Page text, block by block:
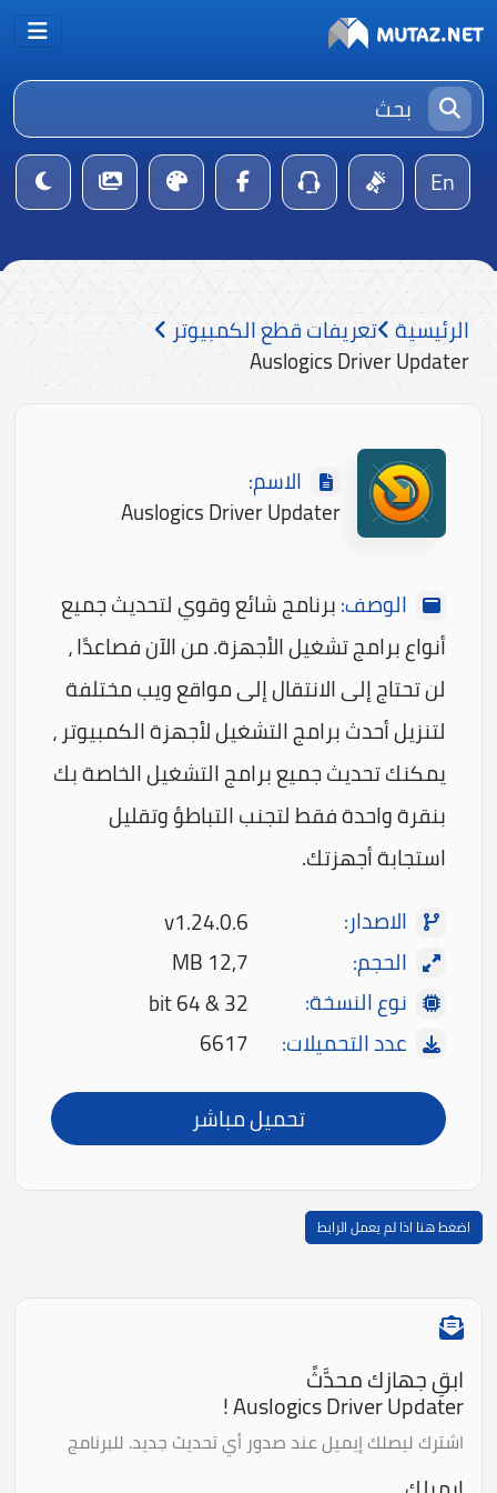
En
الرئيسية تعريفات قطع الكمبيوتر
Auslogics Driver Updater
الاسم:
Auslogics Driver Updater
الوصف:برنامج شائع وقوي لتحديث جميع
أنواع برامج تشغيل الأجهزة. من الآن فصاعدًا ،
لن تحتاج إلى الانتقال إلى مواقع ويب مختلفة
لتنزيل أحدث برامج التشغيل لأجهزة الكمبيوتر ،
يمكنك تحديث جميع برامج التشغيل الخاصة بك
بنقرة واحدة فقط لتجنب التباطؤ وتقليل
استجابة أجهزتك.
الاصدار:
v1.24.0.6
الحجم:
12,7 MB
نوع النسخة:
32 & 64 bit
عدد التحميلات:
6617
تحميل مباشر
اضغط هنا اذا لم يعمل الرابط
ابقِ جهازك محدَّثً
Auslogics Driver Updater !
اشترك ليصلك إيميل عند صدور أي تحديث جديد. للبرنامج